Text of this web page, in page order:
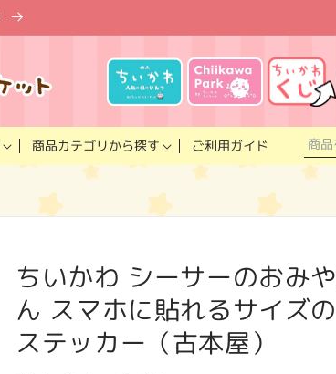
商品カテゴリから探す ご利用ガイド
ちいかわ シーサーのおみ
ん スマホに貼れるサイズ
ステッカー（古本屋）